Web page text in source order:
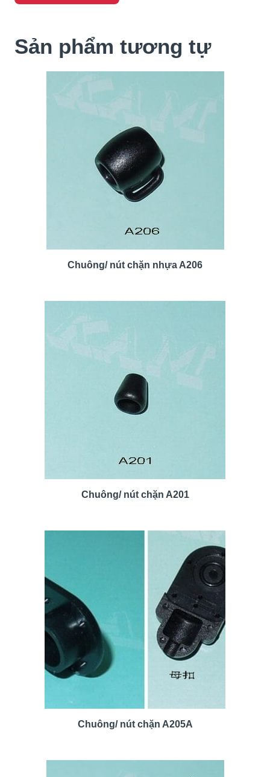
Sản phẩm tương tự
Chuông/ nút chặn nhựa A206
Chuông/ nút chặn A201
Chuông/ nút chặn A205A